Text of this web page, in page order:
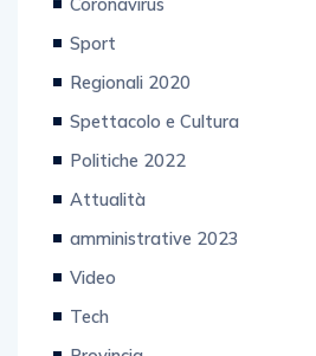
Sport
Regionali 2020
Spettacolo e Cultura
Politiche 2022
Attualità
amministrative 2023
Video
Tech
Provincia